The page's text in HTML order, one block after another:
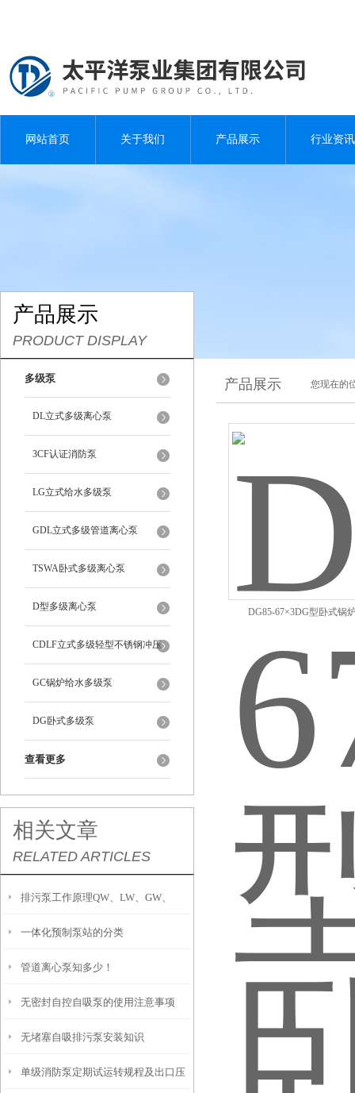
网站首页 关于我们 产品展示 行业资讯
产品展示
PRODUCT DISPLAY
多级泵
DL立式多级离心泵
3CF认证消防泵
LG立式给水多级泵
GDL立式多级管道离心泵
TSWA卧式多级离心泵
D型多级离心泵
CDLF立式多级轻型不锈钢冲压
泵
GC锅炉给水多级泵
DG卧式多级泵
查看更多
相关文章
RELATED ARTICLES
排污泵工作原理QW、LW、GW、
YW、JYWQ
一体化预制泵站的分类
管道离心泵知多少！
无密封自控自吸泵的使用注意事项
无堵塞自吸排污泵安装知识
单级消防泵定期试运转规程及出口压
产品展示 您现在的
DG85-67×3DG型卧式锅